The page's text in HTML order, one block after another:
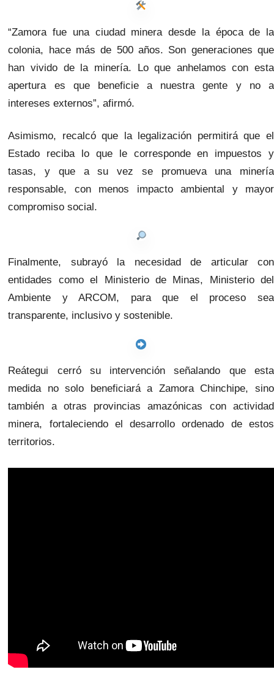
“Zamora fue una ciudad minera desde la época de la
colonia, hace más de 500 años. Son generaciones que
han vivido de la minería. Lo que anhelamos con esta
apertura es que beneficie a nuestra gente y no a
intereses externos”, afirmó.
Asimismo, recalcó que la legalización permitirá que el
Estado reciba lo que le corresponde en impuestos y
tasas, y que a su vez se promueva una minería
responsable, con menos impacto ambiental y mayor
compromiso social.
Finalmente, subrayó la necesidad de articular con
entidades como el Ministerio de Minas, Ministerio del
Ambiente y ARCOM, para que el proceso sea
transparente, inclusivo y sostenible.
Reátegui cerró su intervención señalando que esta
medida no solo beneficiará a Zamora Chinchipe, sino
también a otras provincias amazónicas con actividad
minera, fortaleciendo el desarrollo ordenado de estos
territorios.